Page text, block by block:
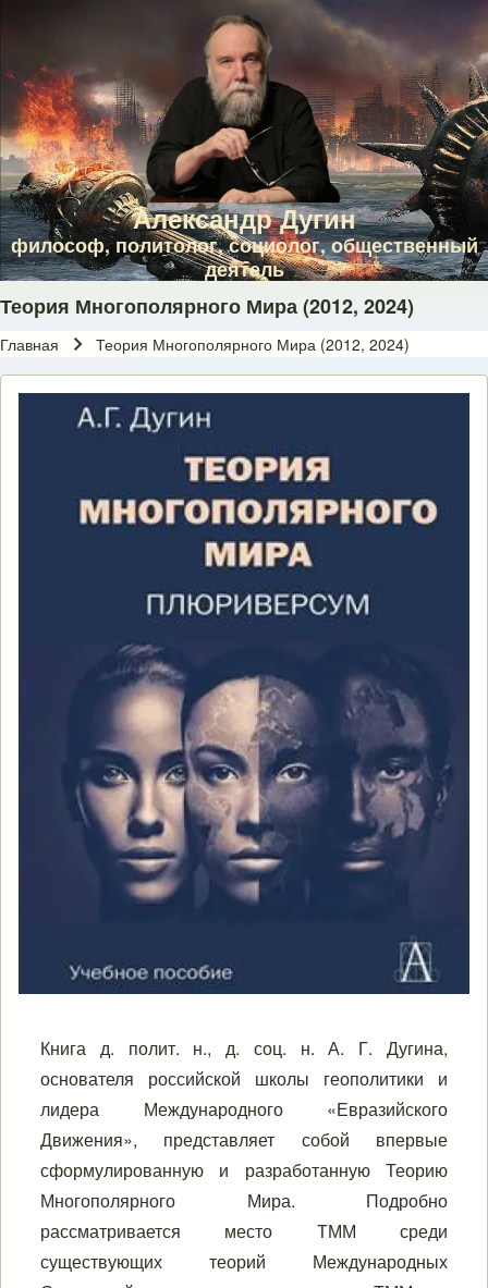
Перейти к основному содержанию
Александр Дугин
философ, политолог, социолог, общественный
деятель
Теория Многополярного Мира (2012, 2024)
Главная Теория Многополярного Мира (2012, 2024)
Книга д. полит. н., д. соц. н. А. Г. Дугина,
основателя российской школы геополитики и
лидера Международного «Евразийского
Движения», представляет собой впервые
сформулированную и разработанную Теорию
Многополярного Мира. Подробно
рассматривается место ТММ среди
существующих теорий Международных